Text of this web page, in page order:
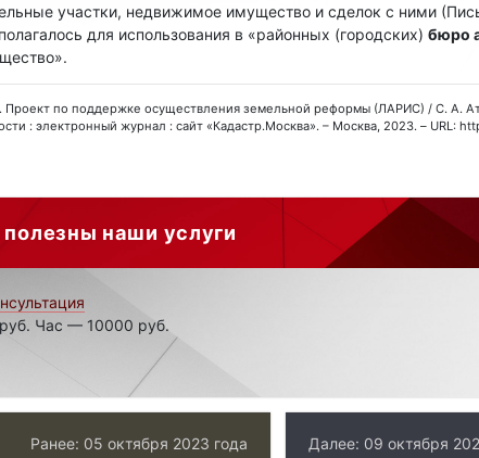
участки, недвижимое имущество и сделок с ними
для использования в «районных (городских) бюро
Проект по поддержке осуществления земельной реформы (ЛАРИС) / С. А.
: электронный журнал : сайт «Кадастр.Москва». – Москва, 2023. – URL:
наши услуги
Час — 10000 руб.
Ранее: 05 октября 2023 года Далее: 09 октября